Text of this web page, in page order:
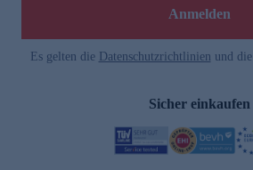
Anmelden
Es gelten die Datenschutzrichtlinien und die
Sicher einkaufen